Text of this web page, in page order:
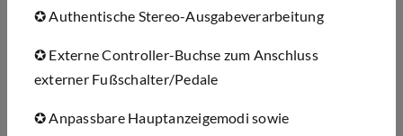
✪Authentische Stereo-Ausgabeverarbeitung
✪ Externe Controller-Buchse zum Anschluss
externer Fußschalter/Pedale
✪Anpassbare Hauptanzeigemodi sowie